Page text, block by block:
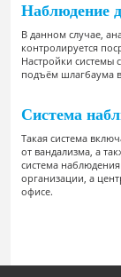
Наблюдение
В данном случае,
контролируется
Настройки системы
подъём шлагбаума
Система
Такая система
от вандализма, а
система
организации, а
офисе.